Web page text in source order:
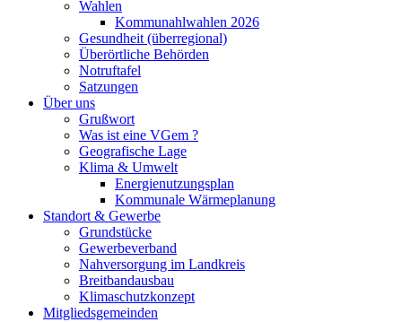
Wahlen
Kommunahlwahlen 2026
Gesundheit (überregional)
Überörtliche Behörden
Notruftafel
Satzungen
Über uns
Grußwort
Was ist eine VGem ?
Geografische Lage
Klima & Umwelt
Energienutzungsplan
Kommunale Wärmeplanung
Standort & Gewerbe
Grundstücke
Gewerbeverband
Nahversorgung im Landkreis
Breitbandausbau
Klimaschutzkonzept
Mitgliedsgemeinden